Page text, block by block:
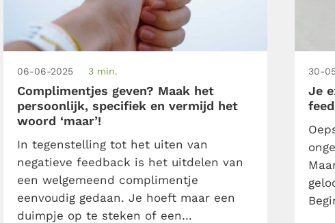
06-06-2025 3 min.
Complimentjes geven? Maak het
persoonlijk, specifiek en vermijd het
woord ‘maar’!
In tegenstelling tot het uiten van
negatieve feedback is het uitdelen van
een welgemeend complimentje
eenvoudig gedaan. Je hoeft maar een
duimpje op te steken of een
30-
Je